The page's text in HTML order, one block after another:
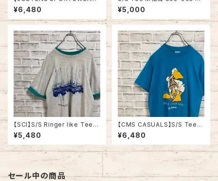
S/S Tee L 90s Made in US
A “Ft.Campbell” vintage AR
MY Tee USA製 米陸軍 アーミ
ィンテージ シングルステッチ ア
メリカ USA 古着
¥6,480
ntage バックプリント 両面プリ
ント Tシャツ シングルステッチ
チャリティ イベント アメリカ US
¥5,000
【SCI】S/S Ringer like Tee X
L 90s Made in USA vintage
リンガーライク レイヤード Tシ
ャツ アート リゾート地 ヨット ス
ーベニア シングルステッチ アメ
リカ USA レトロ 古着
¥5,480
【CMS CASUALS】S/S Tee L
80s-90s Made in USA “DU
CK LIGHT” vintage USA製
ダックライト アニマル ビール ア
ルコール ヴィンテージ シングル
ステッチ アメリカ USA レトロ
古着
¥6,480
セール中の商品